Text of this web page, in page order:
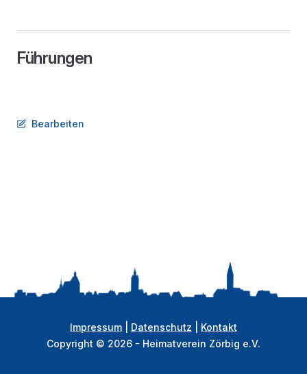
Führungen
Bearbeiten
Impressum Datenschutz
Kontakt
Copyright © 2026 - Heimatverein Zörbig e.V.